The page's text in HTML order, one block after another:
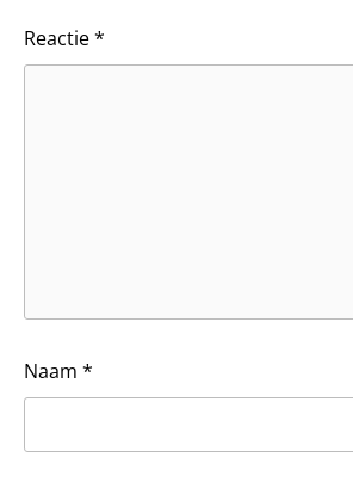
Reactie*
Naam *